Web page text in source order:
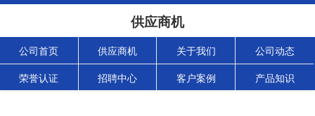
供应商机
公司首页 供应商机 关于我们 公司动态
荣誉认证 招聘中心 客户案例 产品知识